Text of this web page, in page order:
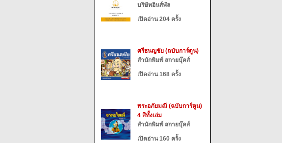
บริษัทอินส์พัล
เปิดอ่าน 204 ครั้ง
ศรีธนญชัย (ฉบับการ์ตูน)
สำนักพิมพ์ สกายบุ๊คส์
เปิดอ่าน 168 ครั้ง
พระอภัยมณี (ฉบับการ์ตูน)
4 สีทั้งเล่ม
สำนักพิมพ์ สกายบุ๊คส์
เปิดอ่าน 160 ครั้ง